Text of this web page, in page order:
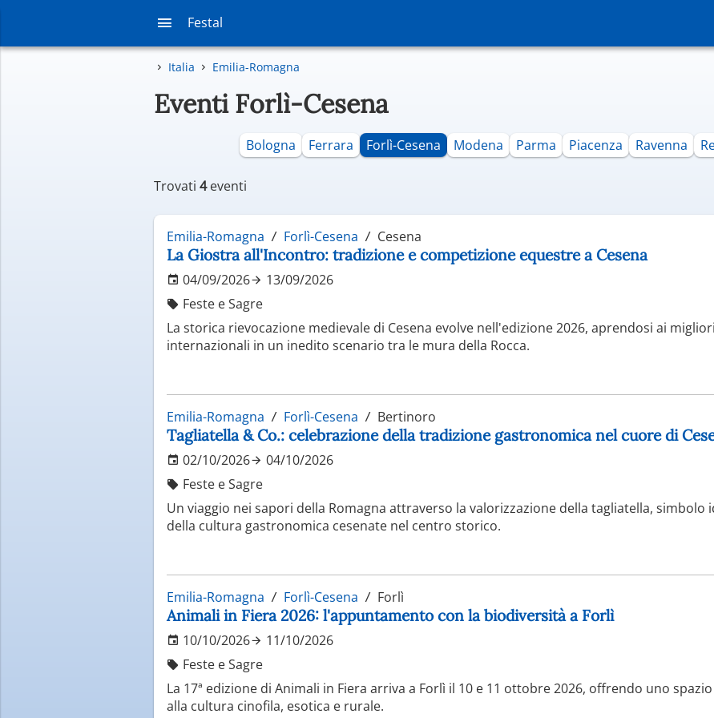
Festal
Italia Emilia-Romagna
Eventi Forlì-Cesena
Bologna Ferrara Forlì-Cesena Modena Parma Piacenza Ravenna
Trovati 4eventi
Emilia-Romagna Forlì-Cesena Cesena
La Giostra all'Incontro: tradizione e competizione equestre a Cesena
04/09/2026
13/09/2026
Feste e Sagre
La storica rievocazione medievale di Cesena evolve nell'edizione 2026, aprendosi ai
internazionali in un inedito scenario tra le mura della Rocca.
Emilia-Romagna Forlì-Cesena Bertinoro
Tagliatella & Co.: celebrazione della tradizione gastronomica nel cuore di
02/10/2026
04/10/2026
Feste e Sagre
Un viaggio nei sapori della Romagna attraverso la valorizzazione della tagliatella, simbolo
della cultura gastronomica cesenate nel centro storico.
Emilia-Romagna Forlì-Cesena Forlì
Animali in Fiera 2026: l'appuntamento con la biodiversità a Forlì
10/10/2026
11/10/2026
Feste e Sagre
La 17ª edizione di Animali in Fiera arriva a Forlì il 10 e 11 ottobre 2026, offrendo uno
alla cultura cinofila, esotica e rurale.